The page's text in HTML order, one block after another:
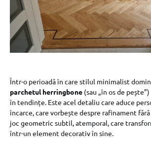
Într-o perioadă în care stilul minimalist
parchetul herringbone (sau „în os de
în tendințe. Este acel detaliu care aduce
încarce, care vorbește despre rafinament
joc geometric subtil, atemporal, care
într-un element decorativ în sine.